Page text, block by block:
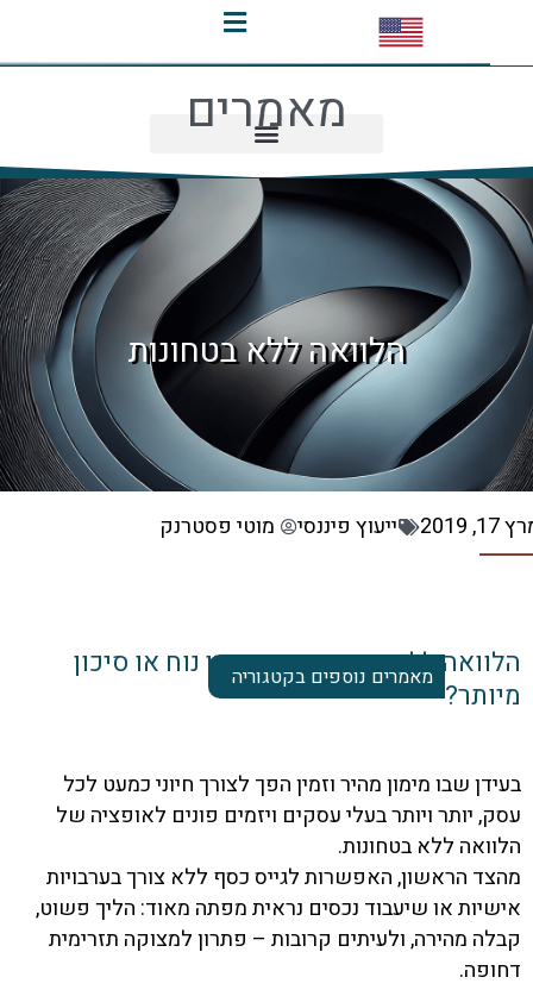
מאמרים
הלוואה ללא בטחונות
ייעוץ פיננסי מוטי פסטרנק
ללא בטחונות – פתרון נוח או סיכון
שבו מימון מהיר וזמין הפך לצורך חיוני כמעט לכל
יותר ויותר בעלי עסקים ויזמים פונים לאופציה של
ללא בטחונות.
הראשון, האפשרות לגייס כסף ללא צורך בערבויות
או שיעבוד נכסים נראית מפתה מאוד: הליך פשוט,
מהירה, ולעיתים קרובות – פתרון למצוקה תזרימית
מאמרים נוספים בקטגוריה